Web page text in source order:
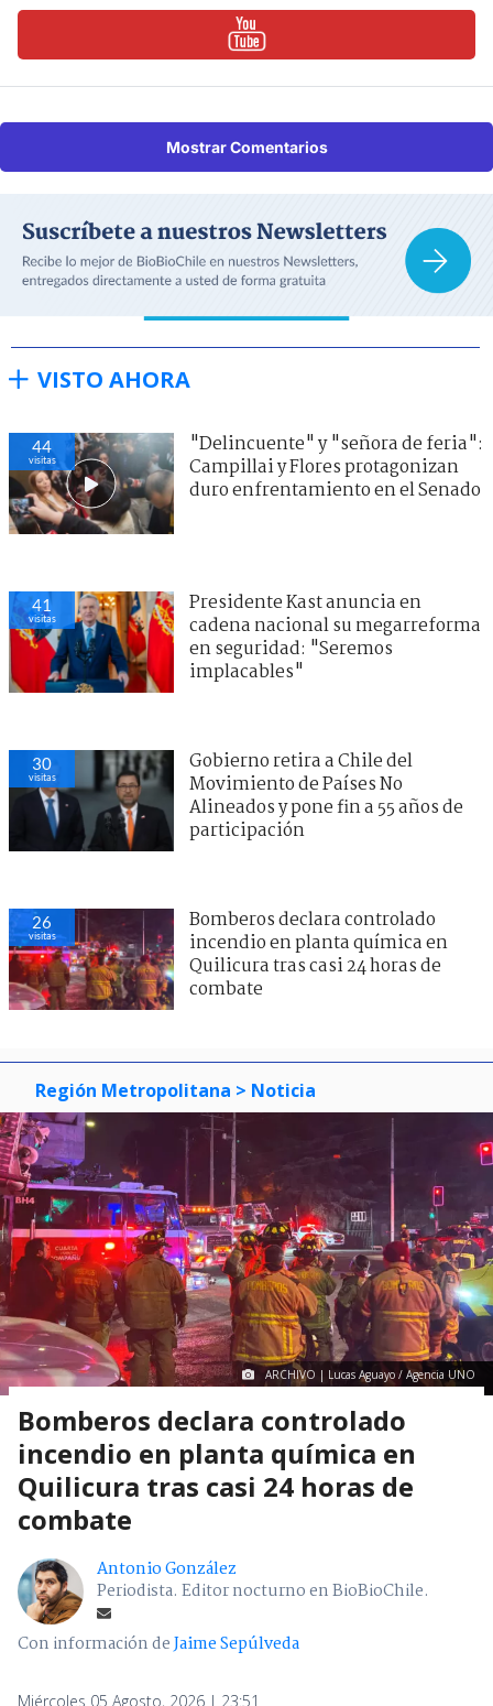
Mostrar Comentarios
VISTO AHORA
44
visitas
"Delincuente" y "señora de feria":
Campillai y Flores protagonizan
duro enfrentamiento en el Senado
41
visitas
Presidente Kast anuncia en
cadena nacional su megarreforma
en seguridad: "Seremos
implacables"
30
visitas
Gobierno retira a Chile del
Movimiento de Países No
Alineados y pone fin a 55 años de
participación
26
visitas
Bomberos declara controlado
incendio en planta química en
Quilicura tras casi 24 horas de
combate
Región Metropolitana > Noticia
ARCHIVO | Lucas Aguayo / Agencia UNO
Bomberos declara controlado
incendio en planta química en
Quilicura tras casi 24 horas de
combate
Antonio González
Periodista. Editor nocturno en BioBioChile.
Con información deJaime Sepúlveda
Miércoles 05 Agosto, 2026 | 23:51